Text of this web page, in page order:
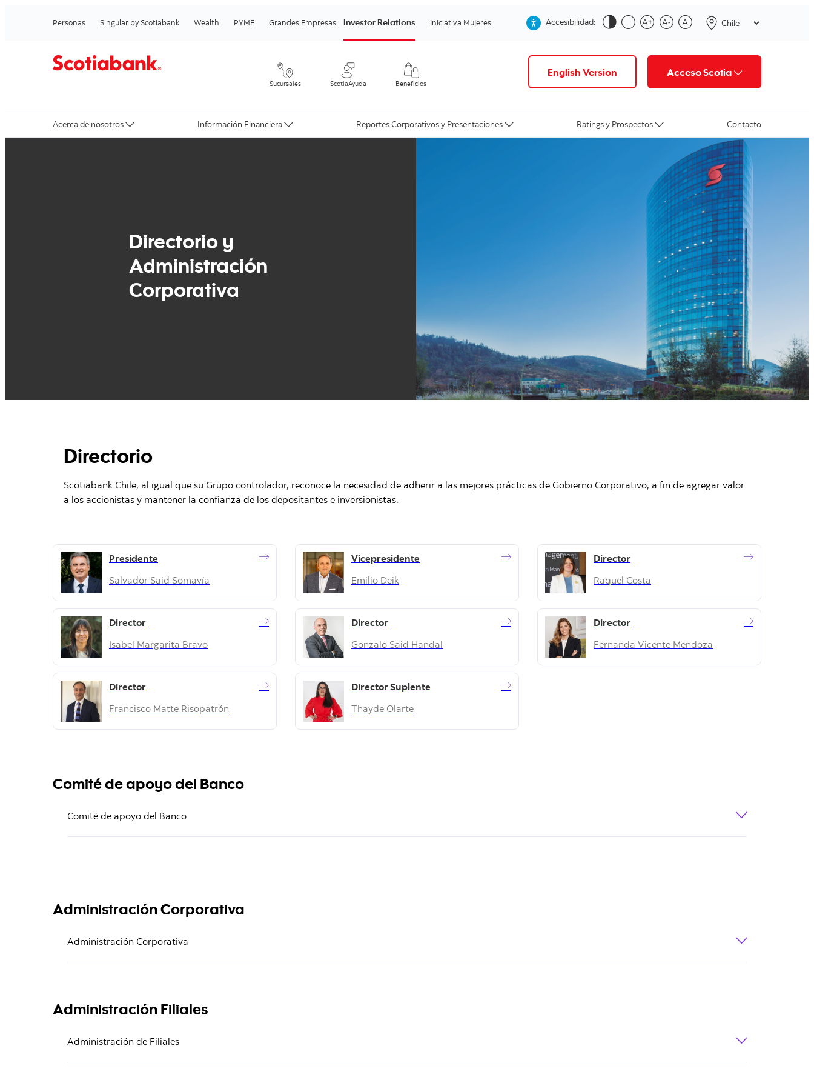
Personas Singular by Scotiabank Wealth PYME Grandes Empresas Investor Relations Iniciativa Mujeres Accesibilidad:
Sucursales ScotiaAyuda Beneficios
English Version Acceso Scotia
Acerca de nosotros Información Financiera Reportes Corporativos y Presentaciones Ratings y Prospectos Contacto
Directorio y
Administración
Corporativa
Directorio
Scotiabank Chile, al igual que su Grupo controlador, reconoce la necesidad de adherir a las mejores prácticas de Gobierno Corporativo, a fin de agregar valor
a los accionistas y mantener la confianza de los depositantes e inversionistas.
Presidente
Salvador Said Somavía
Vicepresidente
Emilio Deik
Director
Raquel Costa
Director
Isabel Margarita Bravo
Director
Gonzalo Said Handal
Director
Fernanda Vicente Mendoza
Director
Francisco Matte Risopatrón
Director Suplente
Thayde Olarte
Comité de apoyo del Banco
Comité de apoyo del Banco
Administración Corporativa
Administración Corporativa
Administración Filiales
Administración de Filiales